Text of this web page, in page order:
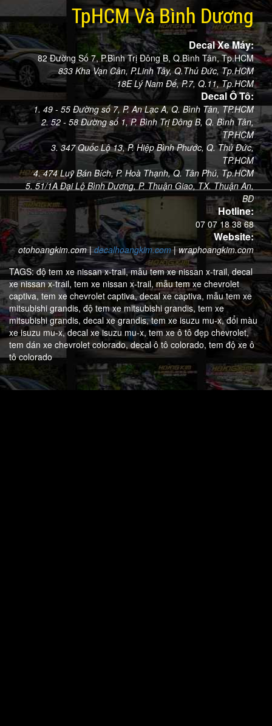
TpHCM Và Bình Dương
Decal Xe Máy:
82 Đường Số 7, P.Bình Trị Đông B, Q.Bình Tân, Tp.HCM
833 Kha Vạn Cân, P.Linh Tây, Q.Thủ Đức, Tp.HCM
18E Lý Nam Đế, P.7, Q.11, Tp.HCM
Decal Ô Tô:
1. 49 - 55 Đường số 7, P. An Lạc A, Q. Bình Tân, TP.HCM
2. 52 - 58 Đường số 1, P. Bình Trị Đông B, Q. Bình Tân,
TP.HCM
3. 347 Quốc Lộ 13, P. Hiệp Bình Phước, Q. Thủ Đức,
TP.HCM
4. 474 Luỹ Bán Bích, P. Hoà Thạnh, Q. Tân Phú, Tp.HCM
5. 51/1A Đại Lộ Bình Dương, P. Thuận Giao, TX. Thuận An,
BD
Hotline:
07 07 18 38 68
Website:
otohoangkim.com|decalhoangkim.com|wraphoangkim.com
TAGS: độ tem xe nissan x-trail, mẫu tem xe nissan x-trail, decal
xe nissan x-trail, tem xe nissan x-trail, mẫu tem xe chevrolet
captiva, tem xe chevrolet captiva, decal xe captiva, mẫu tem xe
mitsubishi grandis, độ tem xe mitsubishi grandis, tem xe
mitsubishi grandis, decal xe grandis, tem xe isuzu mu-x, đổi màu
xe isuzu mu-x, decal xe isuzu mu-x, tem xe ô tô đẹp chevrolet,
tem dán xe chevrolet colorado, decal ô tô colorado, tem độ xe ô
tô colorado